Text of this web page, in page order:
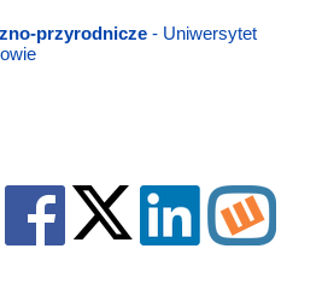
przyrodnicze - Uniwersytet